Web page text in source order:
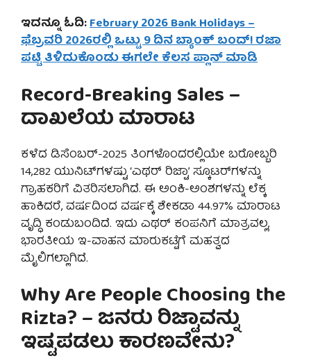
ಇದನ್ನೂ ಓದಿ:February 2026 Bank Holidays –
ಫೆಬ್ರವರಿ 2026ರಲ್ಲಿ ಒಟ್ಟು 9 ದಿನ ಬ್ಯಾಂಕ್ ಬಂದ್! ರಜಾ
ಪಟ್ಟಿ ತಿಳಿದುಕೊಂಡು ಈಗಲೇ ಕೆಲಸ ಪ್ಲಾನ್ ಮಾಡಿ
Record-Breaking Sales –
ದಾಖಲೆಯ ಮಾರಾಟ
ಕಳೆದ ಡಿಸೆಂಬರ್-2025 ತಿಂಗಳೊಂದರಲ್ಲಿಯೇ ಬರೋಬ್ಬರಿ
14,282 ಯುನಿಟ್‌ಗಳಷ್ಟು ‘ಎಥರ್ ರಿಜ್ಟಾ’ ಸ್ಕೂಟರ್‌ಗಳನ್ನು
ಗ್ರಾಹಕರಿಗೆ ವಿತರಿಸಲಾಗಿದೆ. ಈ ಅಂಕಿ-ಅಂಶಗಳನ್ನು ಲೆಕ್ಕ
ಹಾಕಿದರೆ, ವರ್ಷದಿಂದ ವರ್ಷಕ್ಕೆ ಶೇಕಡಾ 44.97% ಮಾರಾಟ
ವೃದ್ಧಿ ಕಂಡುಬಂದಿದೆ. ಇದು ಎಥರ್ ಕಂಪನಿಗೆ ಮಾತ್ರವಲ್ಲ,
ಭಾರತೀಯ ಇ-ವಾಹನ ಮಾರುಕಟ್ಟೆಗೆ ಮಹತ್ವದ
ಮೈಲಿಗಲ್ಲಾಗಿದೆ.
Why Are People Choosing the
Rizta? – ಜನರು ರಿಜ್ಟಾವನ್ನು
ಇಷ್ಟಪಡಲು ಕಾರಣವೇನು?